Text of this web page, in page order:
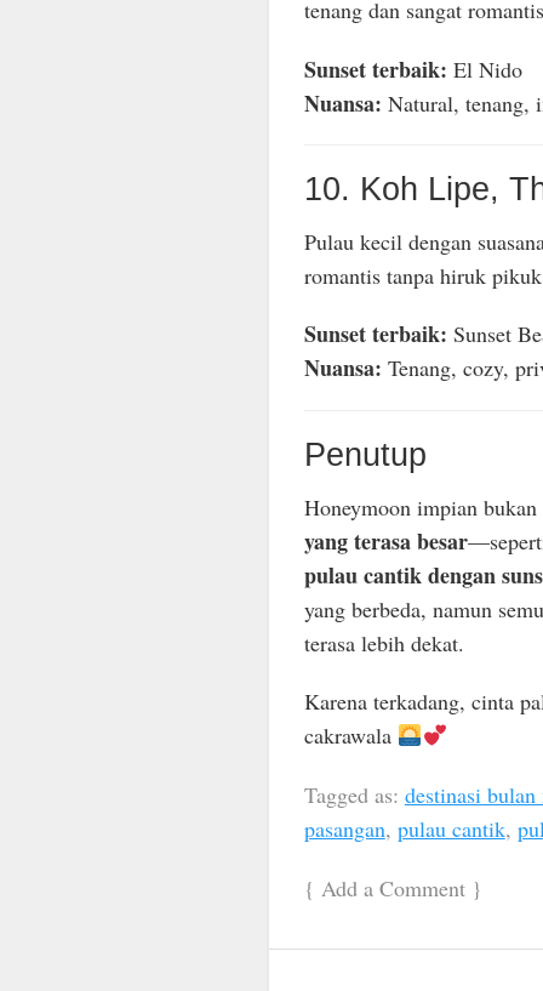
tenang dan sangat
Sunset terbaik: El Nido
Nuansa: Natural, tenang,
10. Koh Lipe,
Pulau kecil dengan
romantis tanpa hiruk
Sunset terbaik: Sunset
Nuansa: Tenang, cozy,
Penutup
Honeymoon impian
yang terasa besar
pulau cantik dengan
yang berbeda, namun
terasa lebih dekat.
Karena terkadang, cinta
cakrawala
Tagged as: destinasi bulan
pasangan, pulau cantik,
{ Add a Comment}